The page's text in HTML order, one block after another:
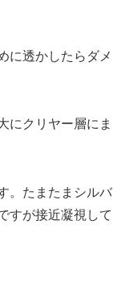
に透かしたらダメ
にクリヤー層にま
。たまたまシルバ
すが接近凝視して